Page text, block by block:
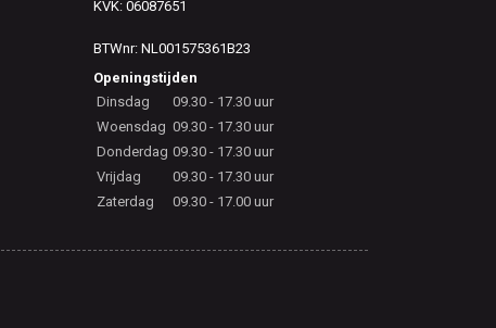
KVK: 06087651
BTWnr: NL001575361B23
Openingstijden
Dinsdag
09.30 - 17.30 uur
Woensdag 09.30 - 17.30 uur
Donderdag 09.30 - 17.30 uur
Vrijdag
09.30 - 17.30 uur
Zaterdag
09.30 - 17.00 uur